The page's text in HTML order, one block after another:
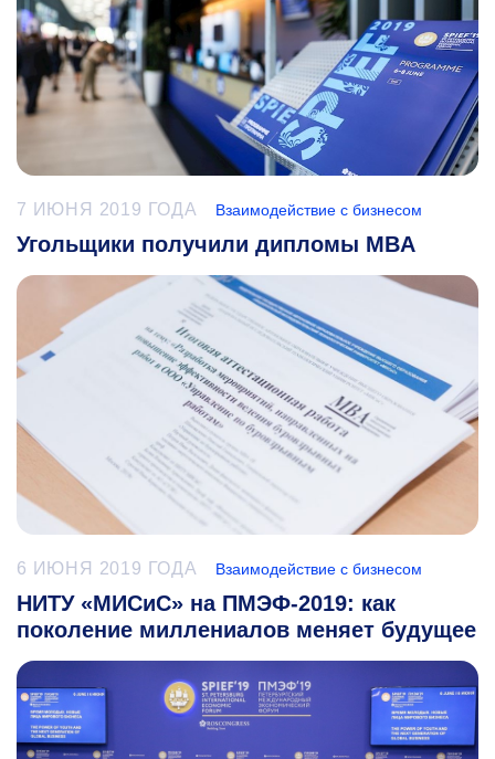
7 ИЮНЯ 2019 ГОДА Взаимодействие с бизнесом
Угольщики получили дипломы MBA
6 ИЮНЯ 2019 ГОДА Взаимодействие с бизнесом
НИТУ «МИСиС» на ПМЭФ-2019: как
поколение миллениалов меняет будущее